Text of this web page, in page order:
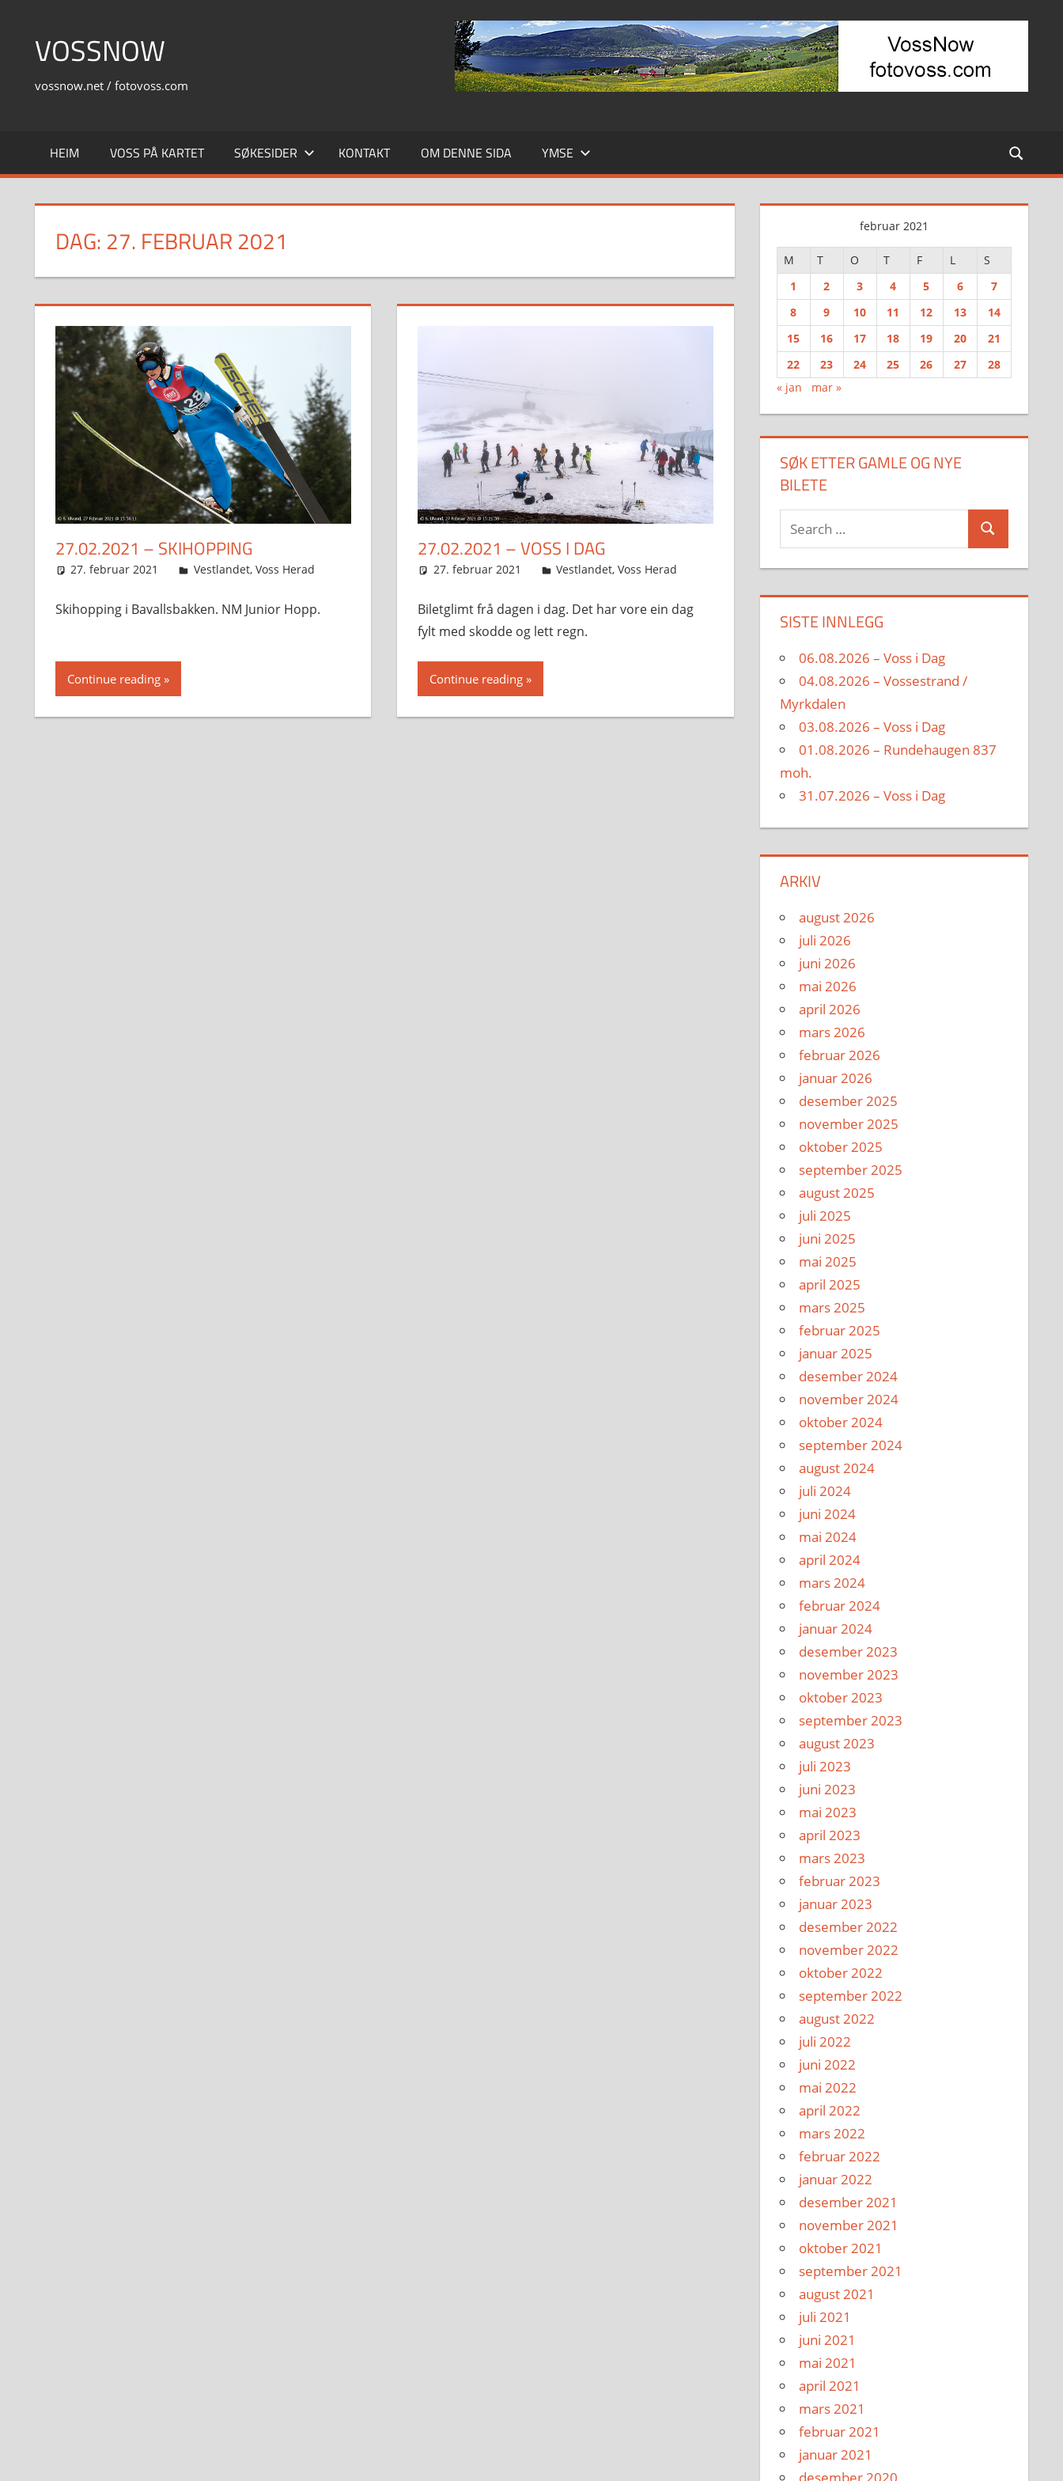
contentVOSSNOW
vossnow.net / fotovoss.com
HEIM VOSS PÅ KARTET SØKESIDER KONTAKT OM DENNE SIDA YMSE
DAG: 27. FEBRUAR 2021
27.02.2021 – SKIHOPPING
27. februar 2021 Svein
Vestlandet, Voss Herad
Skihopping i Bavallsbakken. NM Junior Hopp.
Continue reading
27.02.2021 – VOSS I DAG
27. februar 2021 Svein
Vestlandet,Voss Herad
Biletglimt frå dagen i dag. Det har vore ein dag
fylt med skodde og lett regn.
Continue reading
februar 2021
M T O T F L
S
1
2 3 4 5 6
7
8
9 10 11 12 13
14
15
16 17 18 19 20
21
22
23 24 25 26 27
28
« jan
mar »
SØK ETTER GAMLE OG NYE
BILETE
Search
for:
Search
SISTE INNLEGG
06.08.2026 – Voss i Dag
04.08.2026 – Vossestrand /
Myrkdalen
03.08.2026 – Voss i Dag
01.08.2026 – Rundehaugen 837
moh.
31.07.2026 – Voss i Dag
ARKIV
august 2026
juli 2026
juni 2026
mai 2026
april 2026
mars 2026
februar 2026
januar 2026
desember 2025
november 2025
oktober 2025
september 2025
august 2025
juli 2025
juni 2025
mai 2025
april 2025
mars 2025
februar 2025
januar 2025
desember 2024
november 2024
oktober 2024
september 2024
august 2024
juli 2024
juni 2024
mai 2024
april 2024
mars 2024
februar 2024
januar 2024
desember 2023
november 2023
oktober 2023
september 2023
august 2023
juli 2023
juni 2023
mai 2023
april 2023
mars 2023
februar 2023
januar 2023
desember 2022
november 2022
oktober 2022
september 2022
august 2022
juli 2022
juni 2022
mai 2022
april 2022
mars 2022
februar 2022
januar 2022
desember 2021
november 2021
oktober 2021
september 2021
august 2021
juli 2021
juni 2021
mai 2021
april 2021
mars 2021
februar 2021
januar 2021
desember 2020